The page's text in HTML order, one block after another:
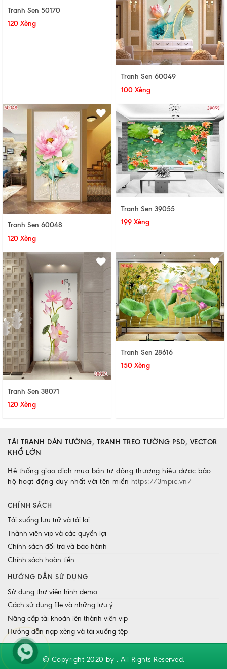
Tranh Sen 50170
120 Xèng
Tranh Sen 60049
100 Xèng
Tranh Sen 60048
120 Xèng
Tranh Sen 39055
199 Xèng
Tranh Sen 38071
120 Xèng
Tranh Sen 28616
150 Xèng
TẢI TRANH DÁN TƯỜNG, TRANH TREO TƯỜNG PSD, VECTOR
KHỔ LỚN
Hệ thống giao dịch mua bán tự động thương hiệu được bảo
hộ hoạt động duy nhất với tên miền https://3mpic.vn/
CHÍNH SÁCH
Tải xuống lưu trữ và tải lại
Thành viên vip và các quyền lợi
Chính sách đổi trả và bảo hành
Chính sách hoàn tiền
HƯỚNG DẪN SỬ DỤNG
Sử dụng thư viện hình demo
Cách sử dụng file và những lưu ý
Nâng cấp tài khoản lên thành viên vip
Hướng dẫn nạp xèng và tải xuống tệp
© Copyright 2020 by . All Rights Reserved.